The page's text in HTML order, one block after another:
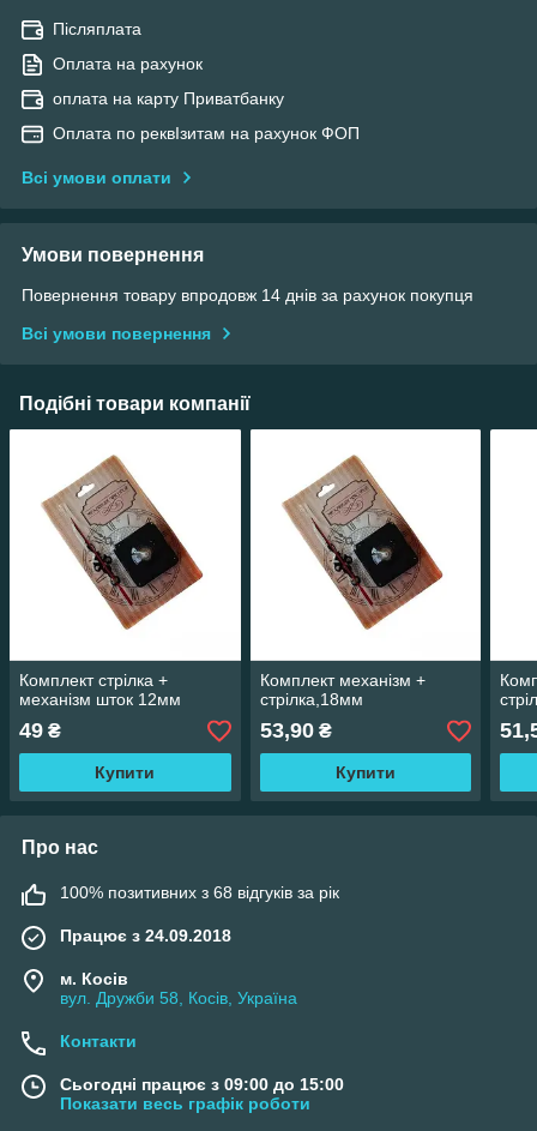
Післяплата
Оплата на рахунок
оплата на карту Приватбанку
Оплата по реквІзитам на рахунок ФОП
Всі умови оплати
Умови повернення
Повернення товару впродовж 14 днів за рахунок покупця
Всі умови повернення
Подібні товари компанії
Комплект стрілка +
механізм шток 12мм
49 ₴
Купити
Комплект механізм +
стрілка,18мм
53,90₴
Купити
Про нас
100% позитивних з 68 відгуків за рік
Працює з 24.09.2018
м. Косів
вул. Дружби 58, Косів, Україна
Контакти
Сьогодні працює з 09:00 до 15:00
Показати весь графік роботи